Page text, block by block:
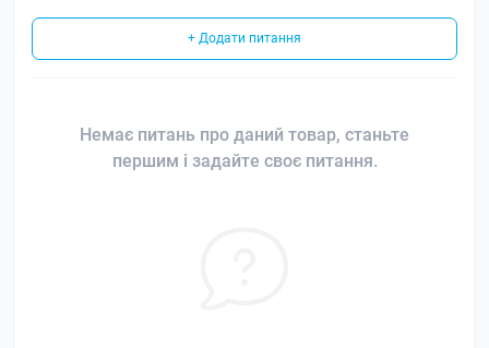
+ Додати питання
Немає питань про даний товар, станьте
першим і задайте своє питання.